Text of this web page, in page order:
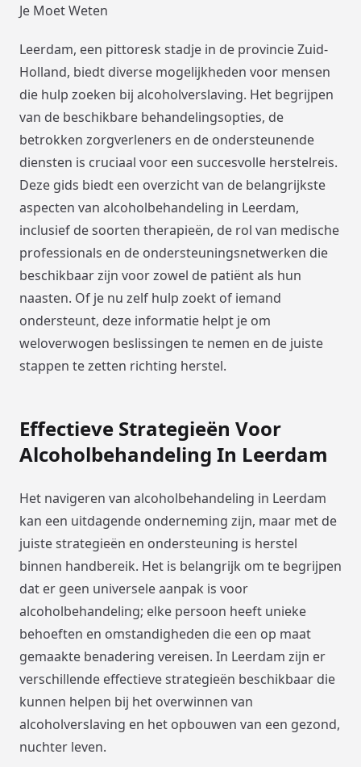
Je Moet Weten
Leerdam, een pittoresk stadje in de provincie Zuid-
Holland, biedt diverse mogelijkheden voor mensen
die hulp zoeken bij alcoholverslaving. Het begrijpen
van de beschikbare behandelingsopties, de
betrokken zorgverleners en de ondersteunende
diensten is cruciaal voor een succesvolle herstelreis.
Deze gids biedt een overzicht van de belangrijkste
aspecten van alcoholbehandeling in Leerdam,
inclusief de soorten therapieën, de rol van medische
professionals en de ondersteuningsnetwerken die
beschikbaar zijn voor zowel de patiënt als hun
naasten. Of je nu zelf hulp zoekt of iemand
ondersteunt, deze informatie helpt je om
weloverwogen beslissingen te nemen en de juiste
stappen te zetten richting herstel.
Effectieve Strategieën Voor
Alcoholbehandeling In Leerdam
Het navigeren van alcoholbehandeling in Leerdam
kan een uitdagende onderneming zijn, maar met de
juiste strategieën en ondersteuning is herstel
binnen handbereik. Het is belangrijk om te begrijpen
dat er geen universele aanpak is voor
alcoholbehandeling; elke persoon heeft unieke
behoeften en omstandigheden die een op maat
gemaakte benadering vereisen. In Leerdam zijn er
verschillende effectieve strategieën beschikbaar die
kunnen helpen bij het overwinnen van
alcoholverslaving en het opbouwen van een gezond,
nuchter leven.